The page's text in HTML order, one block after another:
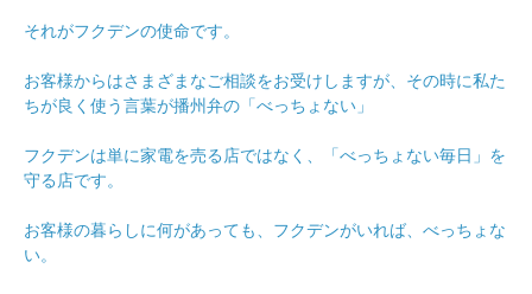
それがフクデンの使命です。
お客様からはさまざまなご相談をお受けしますが、その時に私た
ちが良く使う言葉が播州弁の「べっちょない」
フクデンは単に家電を売る店ではなく、「べっちょない毎日」を
守る店です。
お客様の暮らしに何があっても、フクデンがいれば、べっちょな
い。